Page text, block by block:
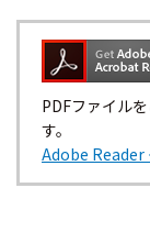
PDFファイル
す。
Adobe Reader